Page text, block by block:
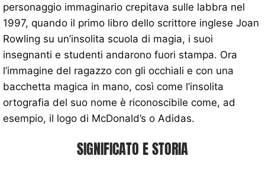
personaggio immaginario crepitava sulle labbra nel
1997, quando il primo libro dello scrittore inglese Joan
Rowling su un’insolita scuola di magia, i suoi
insegnanti e studenti andarono fuori stampa. Ora
l’immagine del ragazzo con gli occhiali e con una
bacchetta magica in mano, così come l’insolita
ortografia del suo nome è riconoscibile come, ad
esempio, il logo di McDonald’s o Adidas.
SIGNIFICATO E STORIA